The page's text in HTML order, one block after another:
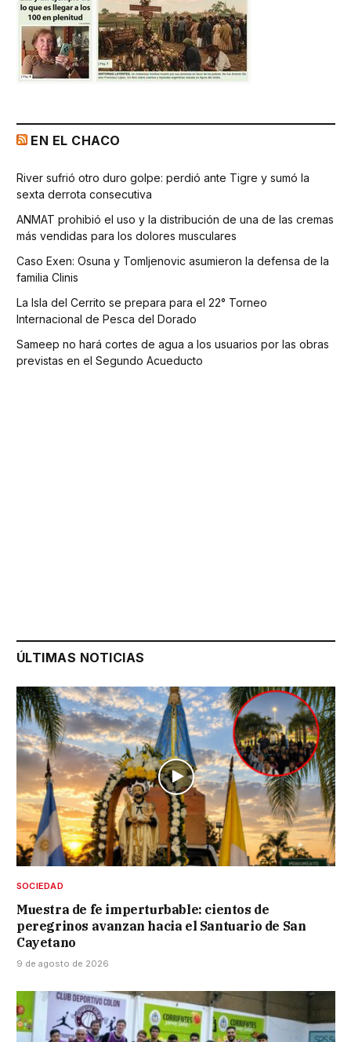
EN EL CHACO
River sufrió otro duro golpe: perdió ante Tigre y sumó la
sexta derrota consecutiva
ANMAT prohibió el uso y la distribución de una de las cremas
más vendidas para los dolores musculares
Caso Exen: Osuna y Tomljenovic asumieron la defensa de la
familia Clinis
La Isla del Cerrito se prepara para el 22° Torneo
Internacional de Pesca del Dorado
Sameep no hará cortes de agua a los usuarios por las obras
previstas en el Segundo Acueducto
ÚLTIMAS NOTICIAS
SOCIEDAD
Muestra de fe imperturbable: cientos de
peregrinos avanzan hacia el Santuario de San
Cayetano
9 de agosto de 2026